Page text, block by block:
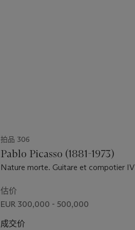
拍品 306
Pablo Picasso (1881-1973)
Nature morte. Guitare et compotier IV
估价
EUR 300,000 - 500,000
成交价